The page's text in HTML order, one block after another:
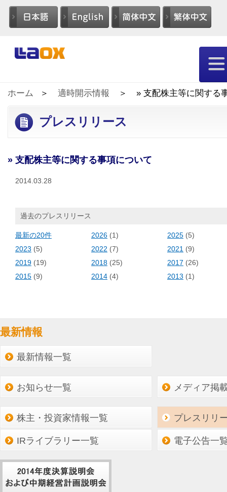
ホーム 適時開示情報 » 支配株主等に関する
プレスリリース
» 支配株主等に関する事項について
2014.03.28
過去のプレスリリース
最新の20件 2026 (1) 2025 (5)
2023 (5) 2022 (7) 2021 (9)
2019 (19) 2018 (25) 2017 (26)
2015 (9) 2014 (4) 2013 (1)
最新情報
最新情報一覧
お知らせ一覧 メディア掲
株主・投資家情報一覧 プレスリリ
IRライブラリー一覧 電子公告一